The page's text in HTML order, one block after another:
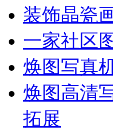
装饰晶瓷
一家社区
焕图写真
焕图高清
拓展